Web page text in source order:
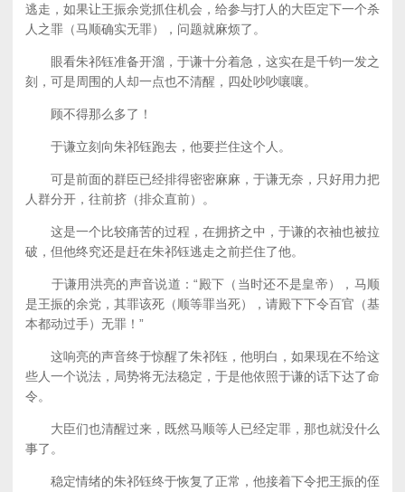
逃走，如果让王振余党抓住机会，给参与打人的大臣定下一个杀
人之罪（马顺确实无罪），问题就麻烦了。
眼看朱祁钰准备开溜，于谦十分着急，这实在是千钧一发之
刻，可是周围的人却一点也不清醒，四处吵吵嚷嚷。
顾不得那么多了！
于谦立刻向朱祁钰跑去，他要拦住这个人。
可是前面的群臣已经排得密密麻麻，于谦无奈，只好用力把
人群分开，往前挤（排众直前）。
这是一个比较痛苦的过程，在拥挤之中，于谦的衣袖也被拉
破，但他终究还是赶在朱祁钰逃走之前拦住了他。
于谦用洪亮的声音说道：“殿下（当时还不是皇帝），马顺
是王振的余党，其罪该死（顺等罪当死），请殿下下令百官（基
本都动过手）无罪！”
这响亮的声音终于惊醒了朱祁钰，他明白，如果现在不给这
些人一个说法，局势将无法稳定，于是他依照于谦的话下达了命
令。
大臣们也清醒过来，既然马顺等人已经定罪，那也就没什么
事了。
稳定情绪的朱祁钰终于恢复了正常，他接着下令把王振的侄